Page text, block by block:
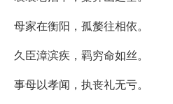
母家在衡阳，孤嫠往相依。
久臣漳滨疾，羁穷命如丝。
事母以孝闻，执丧礼无亏。